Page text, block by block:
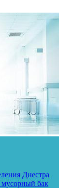
Днестра
мусорный бак